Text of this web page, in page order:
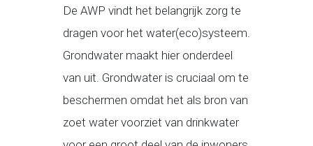
De AWP vindt het belangrijk zorg te
dragen voor het water(eco)systeem.
Grondwater maakt hier onderdeel
van uit. Grondwater is cruciaal om te
beschermen omdat het als bron van
zoet water voorziet van drinkwater